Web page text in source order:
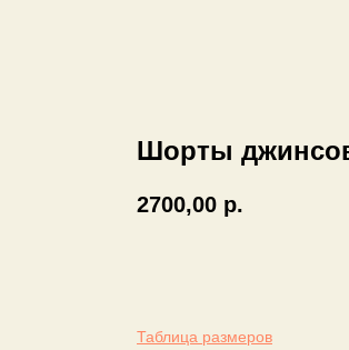
Шорты
2700,00 р.
Таблица размеров